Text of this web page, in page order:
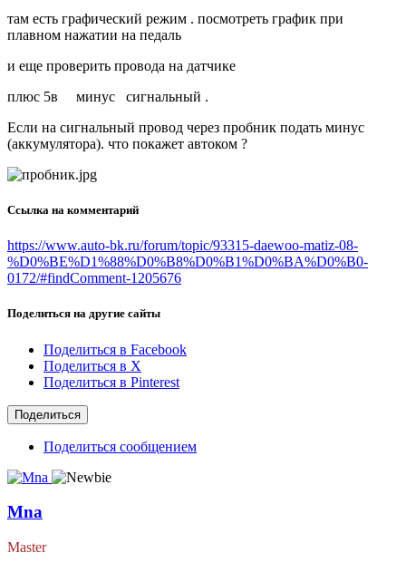
там есть графический режим . посмотреть график при
плавном нажатии на педаль
и еще проверить провода на датчике
плюс 5в минус сигнальный .
Если на сигнальный провод через пробник подать минус
(аккумулятора). что покажет автоком ?
Ссылка на комментарий
https://www.auto-bk.ru/forum/topic/93315-daewoo-matiz-08-
%D0%BE%D1%88%D0%B8%D0%B1%D0%BA%D0%B0-
0172/#findComment-1205676
Поделиться на другие сайты
Поделиться в Facebook
Поделиться в X
Поделиться в Pinterest
Поделиться
Поделиться сообщением
Mna
Master